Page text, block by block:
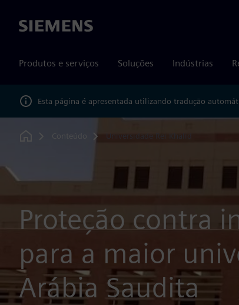
Siemens
Produtos e serviços Soluções Indústrias
Esta página é apresentada utilizando tradução
Home
Conteúdo Universidade Rei Khalid
Proteção contra
para a maior
Arábia Saudita